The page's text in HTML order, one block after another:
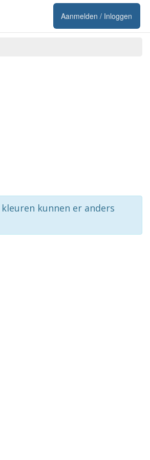
Aanmelden / Inloggen
kunnen er anders